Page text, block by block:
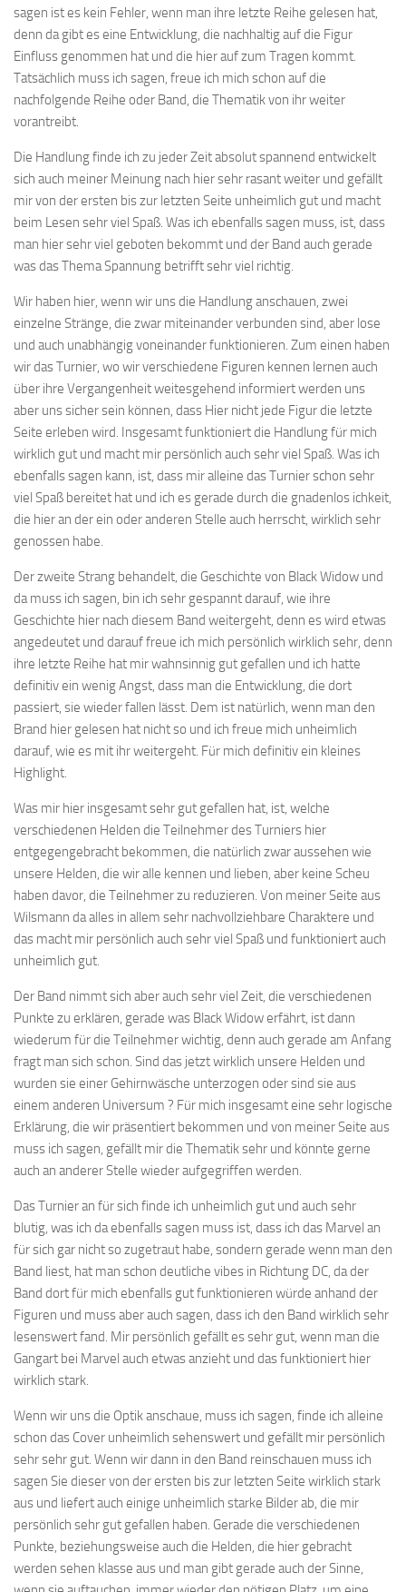
sagen ist es kein Fehler, wenn man ihre letzte Reihe gelesen hat,
denn da gibt es eine Entwicklung, die nachhaltig auf die Figur
Einfluss genommen hat und die hier auf zum Tragen kommt.
Tatsächlich muss ich sagen, freue ich mich schon auf die
nachfolgende Reihe oder Band, die Thematik von ihr weiter
vorantreibt.
Die Handlung finde ich zu jeder Zeit absolut spannend entwickelt
sich auch meiner Meinung nach hier sehr rasant weiter und gefällt
mir von der ersten bis zur letzten Seite unheimlich gut und macht
beim Lesen sehr viel Spaß. Was ich ebenfalls sagen muss, ist, dass
man hier sehr viel geboten bekommt und der Band auch gerade
was das Thema Spannung betrifft sehr viel richtig.
Wir haben hier, wenn wir uns die Handlung anschauen, zwei
einzelne Stränge, die zwar miteinander verbunden sind, aber lose
und auch unabhängig voneinander funktionieren. Zum einen haben
wir das Turnier, wo wir verschiedene Figuren kennen lernen auch
über ihre Vergangenheit weitesgehend informiert werden uns
aber uns sicher sein können, dass Hier nicht jede Figur die letzte
Seite erleben wird. Insgesamt funktioniert die Handlung für mich
wirklich gut und macht mir persönlich auch sehr viel Spaß. Was ich
ebenfalls sagen kann, ist, dass mir alleine das Turnier schon sehr
viel Spaß bereitet hat und ich es gerade durch die gnadenlos ichkeit,
die hier an der ein oder anderen Stelle auch herrscht, wirklich sehr
genossen habe.
Der zweite Strang behandelt, die Geschichte von Black Widow und
da muss ich sagen, bin ich sehr gespannt darauf, wie ihre
Geschichte hier nach diesem Band weitergeht, denn es wird etwas
angedeutet und darauf freue ich mich persönlich wirklich sehr, denn
ihre letzte Reihe hat mir wahnsinnig gut gefallen und ich hatte
definitiv ein wenig Angst, dass man die Entwicklung, die dort
passiert, sie wieder fallen lässt. Dem ist natürlich, wenn man den
Brand hier gelesen hat nicht so und ich freue mich unheimlich
darauf, wie es mit ihr weitergeht. Für mich definitiv ein kleines
Highlight.
Was mir hier insgesamt sehr gut gefallen hat, ist, welche
verschiedenen Helden die Teilnehmer des Turniers hier
entgegengebracht bekommen, die natürlich zwar aussehen wie
unsere Helden, die wir alle kennen und lieben, aber keine Scheu
haben davor, die Teilnehmer zu reduzieren. Von meiner Seite aus
Wilsmann da alles in allem sehr nachvollziehbare Charaktere und
das macht mir persönlich auch sehr viel Spaß und funktioniert auch
unheimlich gut.
Der Band nimmt sich aber auch sehr viel Zeit, die verschiedenen
Punkte zu erklären, gerade was Black Widow erfährt, ist dann
wiederum für die Teilnehmer wichtig, denn auch gerade am Anfang
fragt man sich schon. Sind das jetzt wirklich unsere Helden und
wurden sie einer Gehirnwäsche unterzogen oder sind sie aus
einem anderen Universum ? Für mich insgesamt eine sehr logische
Erklärung, die wir präsentiert bekommen und von meiner Seite aus
muss ich sagen, gefällt mir die Thematik sehr und könnte gerne
auch an anderer Stelle wieder aufgegriffen werden.
Das Turnier an für sich finde ich unheimlich gut und auch sehr
blutig, was ich da ebenfalls sagen muss ist, dass ich das Marvel an
für sich gar nicht so zugetraut habe, sondern gerade wenn man den
Band liest, hat man schon deutliche vibes in Richtung DC, da der
Band dort für mich ebenfalls gut funktionieren würde anhand der
Figuren und muss aber auch sagen, dass ich den Band wirklich sehr
lesenswert fand. Mir persönlich gefällt es sehr gut, wenn man die
Gangart bei Marvel auch etwas anzieht und das funktioniert hier
wirklich stark.
Wenn wir uns die Optik anschaue, muss ich sagen, finde ich alleine
schon das Cover unheimlich sehenswert und gefällt mir persönlich
sehr sehr gut. Wenn wir dann in den Band reinschauen muss ich
sagen Sie dieser von der ersten bis zur letzten Seite wirklich stark
aus und liefert auch einige unheimlich starke Bilder ab, die mir
persönlich sehr gut gefallen haben. Gerade die verschiedenen
Punkte, beziehungsweise auch die Helden, die hier gebracht
werden sehen klasse aus und man gibt gerade auch der Sinne,